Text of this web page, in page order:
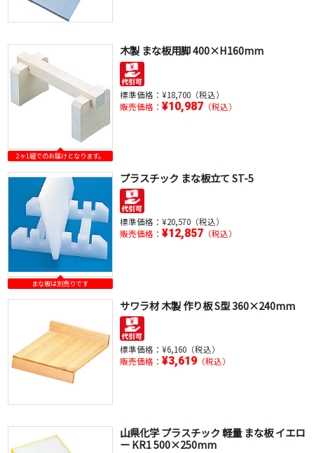
2ヶ1組でのお届けとなります。
木製 まな板用脚 400×H160mm
標準価格： ¥18,700（税込）
販売価格： ¥10,987（税込）
まな板は別売りです
プラスチック まな板立て ST-5
標準価格： ¥20,570（税込）
販売価格： ¥12,857（税込）
サワラ材 木製 作り板 S型 360×240mm
標準価格： ¥6,160（税込）
販売価格： ¥3,619（税込）
山県化学 プラスチック 軽量 まな板 イエロ
ー KR1 500×250mm